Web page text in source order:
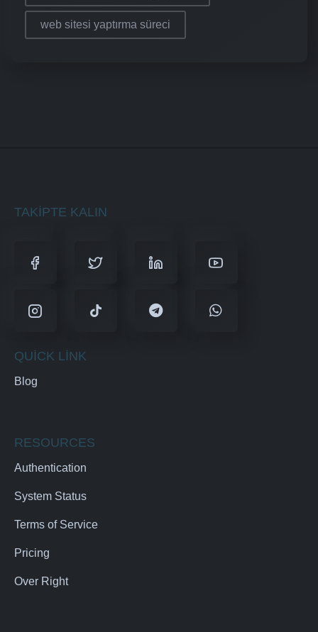
web sitesi yaptırma süreci
TAKIPTE KALIN
QUICK LINK
Blog
RESOURCES
Authentication
System Status
Terms of Service
Pricing
Over Right